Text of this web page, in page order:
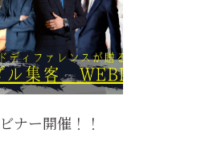
ナー開催！！